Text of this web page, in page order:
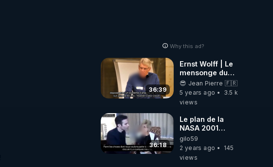
Why this ad?
36:39
Ernst Wolff | Le
mensonge du
Covid
😎 Jean Pierre 🇫🇷
5 years ago
3.5 k
views
36:18
Le plan de la
NASA 2001
(Bilderberg) pour
s'attaquer à
l'ensemble de la
gilo59
2 years ago
145
views